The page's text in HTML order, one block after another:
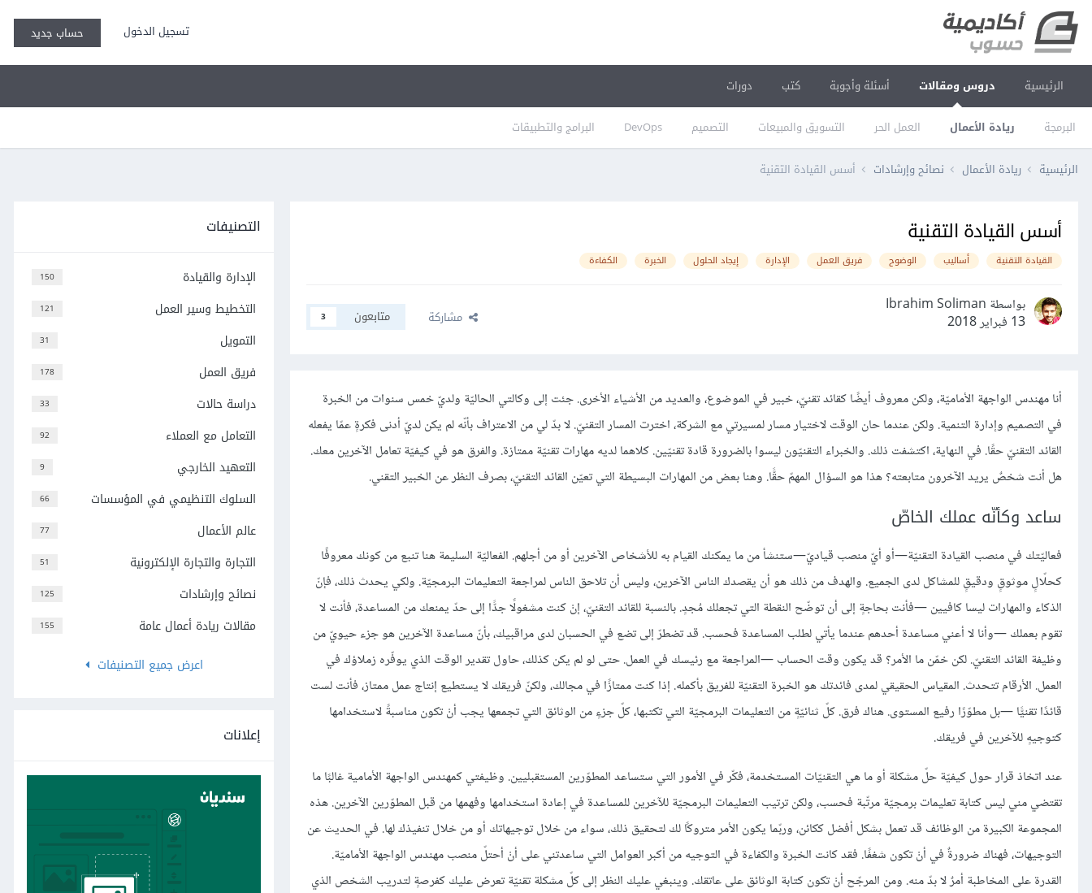
تسجيل الدخول حساب جديد
الرئيسية دروس ومقالات
البرمجة ريادة الأعمال العمل الحر التسويق والمبيعات التصميم DevOps البرامج والتطبيقات
أسئلة وأجوبة كتب دورات
الرئيسية ريادة الأعمال نصائح وإرشادات أسس القيادة التقنية
أسس القيادة التقنية
القيادة التقنية أساليب الوضوح فريق العمل الإدارة إيجاد الحلول الخبرة الكفاءة
بواسطة Ibrahim Soliman
13 فبراير 2018
مشاركة متابعون 3
أنا مهندس الواجهة الأماميّة، ولكن معروف أيضًا كقائد تقنيّ، خبير في الموضوع، والعديد من الأشياء الأخرى. جئت إلى وكالتي الحاليّة ولديّ خمس سنوات من الخبرة
في التصميم وإدارة التنمية. ولكن عندما حان الوقت لاختيار مسار لمسيرتي مع الشركة، اخترت المسار التقنيّ. لا بدّ لي من الاعتراف بأنّه لم يكن لديّ أدنى فكرةٍ عمّا يفعله
القائد التقنيّ حقًا. في النهاية، اكتشفت ذلك. والخبراء التقنيّون ليسوا بالضرورة قادة تقنيّين. كلاهما لديه مهارات تقنيّة ممتازة. والفرق هو في كيفيّة تعامل الآخرين معك.
هل أنت شخصٌ يريد الآخرون متابعته؟ هذا هو السؤال المهمّ حقًّا. وهنا بعض من المهارات البسيطة التي تعيّن القائد التقنيّ، بصرف النظر عن الخبير التقني.
ساعد وكأنّه عملك الخاصّ
فعاليّتك في منصب القيادة التقنيّة—أو أيّ منصب قياديّ—ستنشأ من ما يمكنك القيام به للأشخاص الآخرين أو من أجلهم. الفعاليّة السليمة هنا تنبع من كونك معروفًا
كحلّالٍ موثوقٍ ودقيقٍ للمشاكل لدى الجميع. والهدف من ذلك هو أن يقصدك الناس الآخرين، وليس أن تلاحق الناس لمراجعة التعليمات البرمجيّة. ولكي يحدث ذلك، فإنّ
الذكاء والمهارات ليسا كافيين —فأنت بحاجةٍ إلى أن توضّح النقطة التي تجعلك مُجدٍ. بالنسبة للقائد التقنيّ، إنْ كنت مشغولًا جدًّا إلى حدّ يمنعك من المساعدة، فأنت لا
تقوم بعملك —وأنا لا أعني مساعدة أحدهم عندما يأتي لطلب المساعدة فحسب. قد تضطرّ إلى تضع في الحسبان لدى مراقبيك، بأنّ مساعدة الآخرين هو جزء حيويّ من
وظيفة القائد التقنيّ. لكن خمّن ما الأمر؟ قد يكون وقت الحساب —المراجعة مع رئيسك في العمل. حتى لو لم يكن كذلك، حاول تقدير الوقت الذي يوفّره زملاؤك في
العمل. الأرقام تتحدث. المقياس الحقيقي لمدى فائدتك هو الخبرة التقنيّة للفريق بأكمله. إذا كنت ممتازًا في مجالك، ولكنّ فريقك لا يستطيع إنتاج عمل ممتاز، فأنت لست
قائدًا تقنيًّا —بل مطوّرًا رفيع المستوى. هناك فرق. كلّ ثنائيّةٍ من التعليمات البرمجيّة التي تكتبها، كلّ جزءٍ من الوثائق التي تجمعها يجب أنْ تكون مناسبةً لاستخدامها
كتوجيهٍ للآخرين في فريقك.
عند اتخاذ قرار حول كيفيّة حلّ مشكلة أو ما هي التقنيّات المستخدمة، فكّر في الأمور التي ستساعد المطوّرين المستقبليين. وظيفتي كمهندس الواجهة الأمامية غالبًا ما
تقتضي مني ليس كتابة تعليمات برمجيّة مرتّبة فحسب، ولكن ترتيب التعليمات البرمجيّة للآخرين للمساعدة في إعادة استخدامها وفهمها من قبل المطوّرين الآخرين. هذه
المجموعة الكبيرة من الوظائف قد تعمل بشكل أفضل ككائن، وربّما يكون الأمر متروكًا لك لتحقيق ذلك، سواء من خلال توجيهاتك أو من خلال تنفيذك لها. في الحديث عن
التوجيهات، فهناك ضرورةٌ في أنْ تكون شغفًا. فقد كانت الخبرة والكفاءة في التوجيه من أكبر العوامل التي ساعدتني على أنْ أحتلّ منصب مهندس الواجهة الأماميّة.
القدرة على المخاطبة أمرٌ لا بدّ منه. ومن المرجّح أنْ تكون كتابة الوثائق على عاتقك. وينبغي عليك النظر إلى كلّ مشكلة تقنيّة تعرض عليك كفرصةٍ لتدريب الشخص الذي
التصنيفات
150 الإدارة والقيادة
121 التخطيط وسير العمل
31 التمويل
178 فريق العمل
33 دراسة حالات
92 التعامل مع العملاء
9 التعهيد الخارجي
66 السلوك التنظيمي في المؤسسات
77 عالم الأعمال
51 التجارة والتجارة الإلكترونية
125 نصائح وإرشادات
155
مقالات ريادة أعمال عامة
اعرض جميع التصنيفات
إعلانات